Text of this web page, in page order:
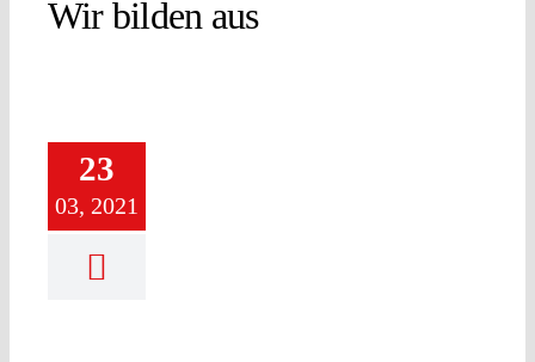
Wir bilden aus
23
03, 2021